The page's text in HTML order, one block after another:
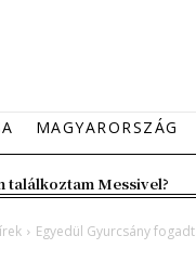
MAGYARORSZÁG
találkoztam Messivel?
Egyedül Gyurcsány